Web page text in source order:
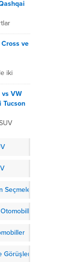
ve
iki
2027
vs VW
Tucson
Seçmeler
Görüşler